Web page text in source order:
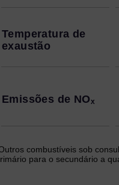
Temperatura de
exaustão
Emissões de NOₓ
combustíveis sob
para o secundário a